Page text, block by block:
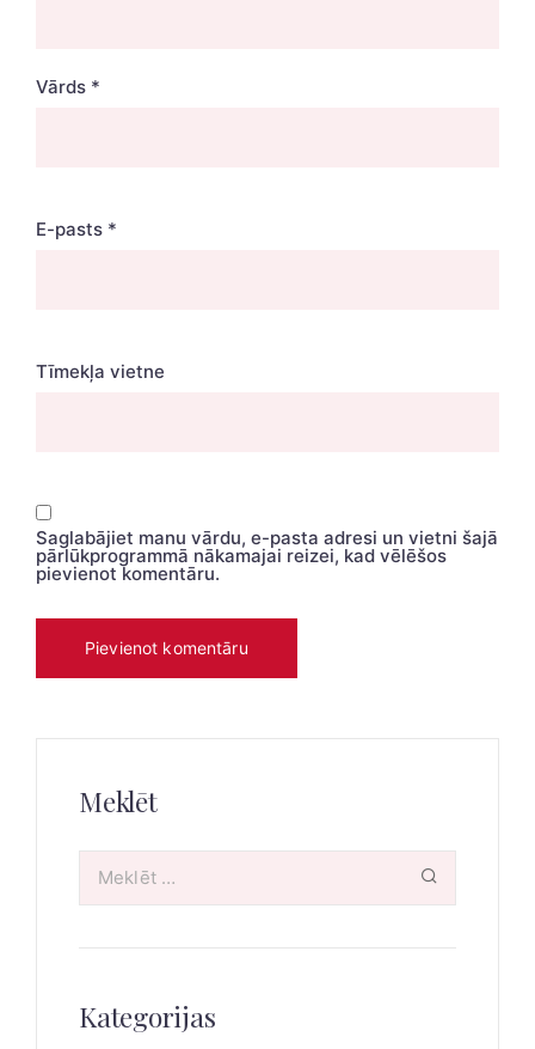
Vārds *
E-pasts *
Tīmekļa vietne
Saglabājiet manu vārdu, e-pasta adresi un vietni šajā
pārlūkprogrammā nākamajai reizei, kad vēlēšos
pievienot komentāru.
Meklēt
Kategorijas